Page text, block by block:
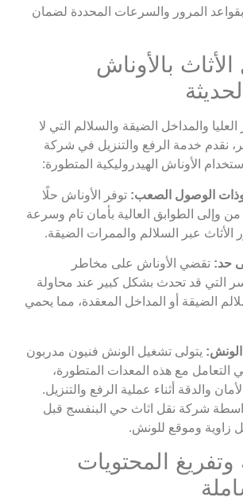
بقواعد المرور والسرعات المحددة لضمان
الأثاث بالأوناش
العليا والمداخل الضيقة والسلالم التي لا
نقدم خدمة الرفع والتنزيل في شركة
الأوناش الهيدروليكية المتطورة:
وذات الوصول الصعب: توفر الأوناش حلًا
من وإلى الطوابق العالية بأمان تام وسرعة
الأثاث عبر السلالم والممرات الضيقة.
حد: تقضي الأوناش على مخاطر
التي قد تحدث بشكل كبير عند محاولة
الضيقة أو المداخل المعقدة، مما يحمي
يتولى تشغيل الونش فنيون مدربون
التعامل مع هذه المعدات المتطورة،
والدقة أثناء عملية الرفع والتنزيل.
شركة نقل اثاث حي البنفسج قبل
زاوية وموقع للونش.
وتفريغ المحتويات